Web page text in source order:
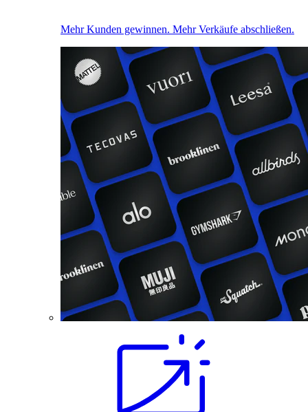
Mehr Kunden gewinnen. Mehr Verkäufe abschließen.